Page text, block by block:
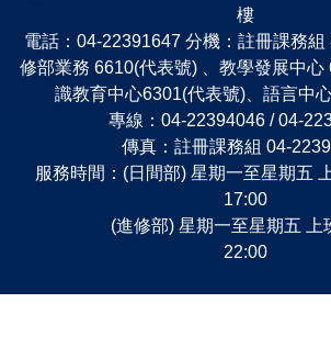
樓
電話：04-22391647 分機：註冊課務組
修部業務 6610(代表號) 、教學發展中心
識教育中心6301(代表號)、語言中
專線：04-22394046 / 04-
傳真：註冊課務組 04-
服務時間：(日間部) 星期一至星期五
17:00
(進修部) 星期一至星期五 上班
22:00